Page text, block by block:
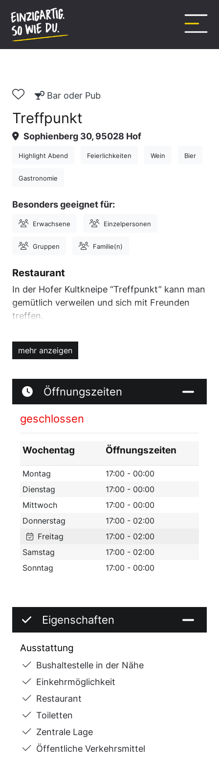
springen
Bar oder Pub
Treffpunkt
Sophienberg 30, 95028 Hof
Highlight Abend Feierlichkeiten Wein Bier
Gastronomie
Besonders geeignet für:
Erwachsene Einzelpersonen
Gruppen Familie(n)
Restaurant
In der Hofer Kultkneipe “Treffpunkt” kann man
gemütlich verweilen und sich mit Freunden
treffen.
unserem gewohnt urigen Wohlfühlambiente.
Mix aus Hofer Kultkneipe und leckerem
Speiserestaurant. In unserer Küche
kombinieren wir das beste Fleisch aus aller
Welt mit regionalen Topprodukten. Wir sind ein
große Auswahl an handgemachten Burgern.
Vegetarisch oder Vegan? Sämtliche Burger
sind auch fleischlos erhältlich. Dazu gibt es
freuen uns, Sie bei uns bewirten zu dürfen und
hoffen, Sie genießen den Aufenthalt im Hofer
Treffpunkt."
mehr anzeigen
Öffnungszeiten
geschlossen
Wochentag Öffnungszeiten
Montag
17:00 - 00:00
Dienstag
17:00 - 00:00
Mittwoch
17:00 - 00:00
Donnerstag
17:00 - 02:00
Freitag
17:00 - 02:00
Samstag
17:00 - 02:00
Sonntag
17:00 - 00:00
Eigenschaften
Ausstattung
Bushaltestelle in der Nähe
Einkehrmöglichkeit
Restaurant
Toiletten
Zentrale Lage
Öffentliche Verkehrsmittel